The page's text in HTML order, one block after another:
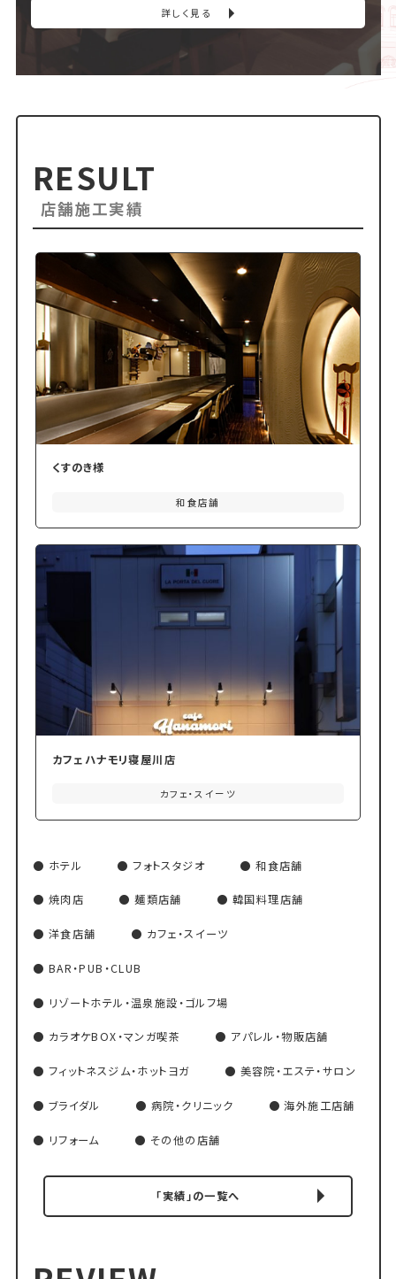
詳しく見る
RESULT
店舗施工実績
くすのき様
和食店舗
カフェハナモリ寝屋川店
カフェ・スイーツ
ホテル フォトスタジオ 和食店舗
焼肉店 麺類店舗 韓国料理店舗
洋食店舗 カフェ・スイーツ
BAR・PUB・CLUB
リゾートホテル・温泉施設・ゴルフ場
カラオケBOX・マンガ喫茶 アパレル・物販店舗
フィットネスジム・ホットヨガ 美容院・エステ・サロン
ブライダル 病院・クリニック 海外施工店舗
リフォーム その他の店舗
「実績」の一覧へ